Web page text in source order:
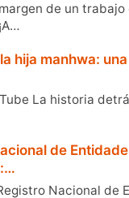
de un
hija manhwa:
La historia
de
Nacional de